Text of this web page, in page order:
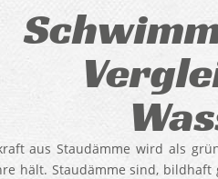
aus Staudämme wird als
hält. Staudämme sind,